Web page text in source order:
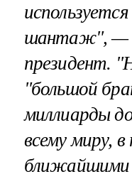
шантаж", —
президент.
"большой
миллиарды
всему миру,